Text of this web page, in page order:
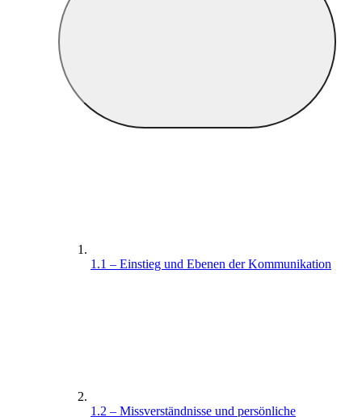
1.1 – Einstieg und Ebenen der Kommunikation
1.2 – Missverständnisse und persönliche